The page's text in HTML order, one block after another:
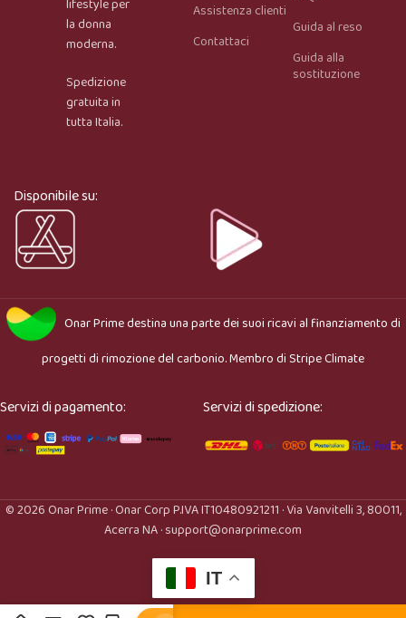
Onar AI Assistant
lifestyle per
la donna
moderna.
Spedizione
gratuita in
tutta Italia.
Assistenza clienti
Contattaci
Guida al reso
Guida alla
sostituzione
Disponibile su:
Onar Primedestina una parte dei suoi ricavi al finanziamento di
progetti di rimozione del carbonio. Membro diStripe Climate
Servizi di pagamento: Servizi di spedizione:
© 2026 Onar Prime · Onar Corp P.IVA IT10480921211 · Via Vanvitelli 3, 80011,
Acerra NA · support@onarprime.com
IT